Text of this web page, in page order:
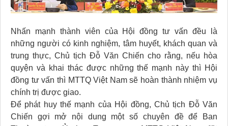
Nhấn mạnh thành viên của Hội đồng tư vấn đều là
những người có kinh nghiệm, tâm huyết, khách quan và
trung thực, Chủ tịch Đỗ Văn Chiến cho rằng, nếu hòa
quyện và khai thác được những thế mạnh này thì Hội
đồng tư vấn thì MTTQ Việt Nam sẽ hoàn thành nhiệm vụ
chính trị được giao.
Để phát huy thế mạnh của Hội đồng, Chủ tịch Đỗ Văn
Chiến gợi mở nội dung một số chuyên đề để Ban